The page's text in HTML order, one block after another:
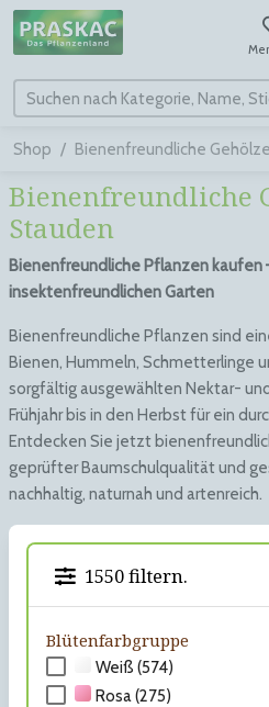
Shop Bienenfreundliche
Bienenfreundliche
Stauden
Bienenfreundliche Pflanzen kaufen
insektenfreundlichen Garten
Bienenfreundliche Pflanzen sind
Bienen, Hummeln, Schmetterlinge
sorgfältig ausgewählten Nektar-
Frühjahr bis in den Herbst für ein
Entdecken Sie jetzt
geprüfter Baumschulqualität und
nachhaltig, naturnah und artenreich.
1550 filtern.
Blütenfarbgruppe
Weiß (574)
Rosa (275)